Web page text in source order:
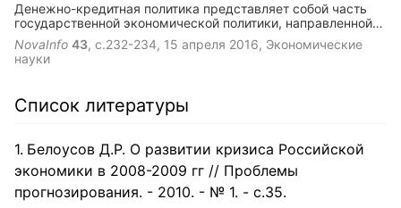
Денежно-кредитная политика представляет собой часть
государственной экономической политики, направленной
на повышение благосостояния российских граждан.
Инструментами денежно-кредитной политики ЦБ РФ
являются: дисконтная политика (или политика учетной
купля-продажа ценных бумаг; регулирование риска и
Банк России реализует денежно-кредитную политику в
рамках режима таргетирования инфляции, и его
приоритетом является обеспечение ценовой стабильности,
то есть достижение стабильно низкой инфляции. С учетом
NovaInfo 43, с.232-234, 15 апреля 2016, Экономические
науки
Список литературы
Белоусов Д.Р. О развитии кризиса Российской
экономики в 2008-2009 гг // Проблемы
прогнозирования. - 2010. - № 1. - с.35.